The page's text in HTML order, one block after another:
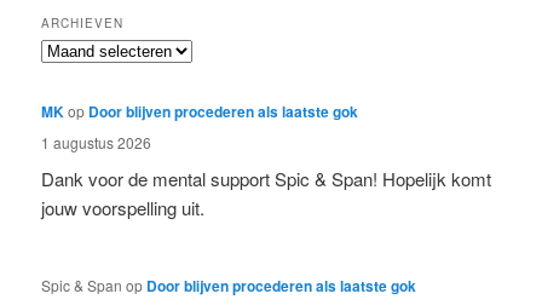
k
e
n
ARCHIEVEN
Archieven
MKop Door blijven procederen als laatste gok
1 augustus 2026
Dank voor de mental support Spic & Span! Hopelijk komt
jouw voorspelling uit.
Spic & Span op Door blijven procederen als laatste gok